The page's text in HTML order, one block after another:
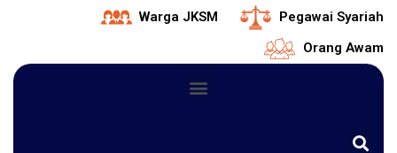
Warga JKSM
Pegawai Syariah
Orang Awam